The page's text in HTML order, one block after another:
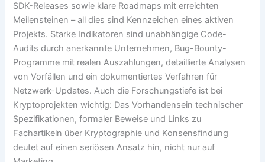
SDK-Releases sowie klare Roadmaps mit erreichten
Meilensteinen – all dies sind Kennzeichen eines aktiven
Projekts. Starke Indikatoren sind unabhängige Code-
Audits durch anerkannte Unternehmen, Bug-Bounty-
Programme mit realen Auszahlungen, detaillierte Analysen
von Vorfällen und ein dokumentiertes Verfahren für
Netzwerk-Updates. Auch die Forschungstiefe ist bei
Kryptoprojekten wichtig: Das Vorhandensein technischer
Spezifikationen, formaler Beweise und Links zu
Fachartikeln über Kryptographie und Konsensfindung
deutet auf einen seriösen Ansatz hin, nicht nur auf